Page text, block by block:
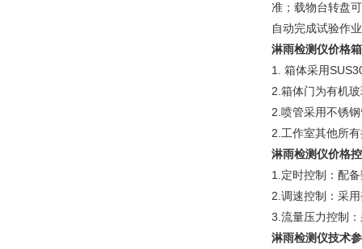
准；载物台转盘
自动完成试验作
淋雨检测仪价格
1. 箱体采用
2.箱体门为有机
2.喷管采用不锈
2.工作室其他所
淋雨检测仪价格
1.定时控制：配
2.调速控制：采
3.流量压力控制
淋雨检测仪技术